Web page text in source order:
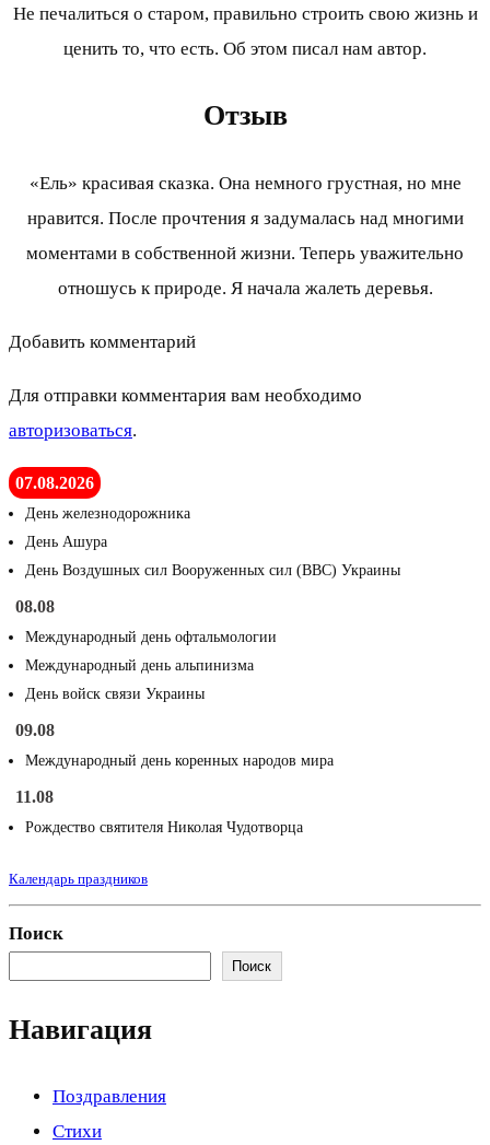
Не печалиться о старом, правильно строить свою жизнь и
ценить то, что есть. Об этом писал нам автор.
Отзыв
«Ель» красивая сказка. Она немного грустная, но мне
нравится. После прочтения я задумалась над многими
моментами в собственной жизни. Теперь уважительно
отношусь к природе. Я начала жалеть деревья.
Добавить комментарий
Для отправки комментария вам необходимо
авторизоваться.
07.08.2026
День железнодорожника
День Ашура
День Воздушных сил Вооруженных сил (ВВС) Украины
08.08
Международный день офтальмологии
Международный день альпинизма
День войск связи Украины
09.08
Международный день коренных народов мира
11.08
Рождество святителя Николая Чудотворца
Календарь праздников
Поиск
Поиск
Навигация
Поздравления
Стихи